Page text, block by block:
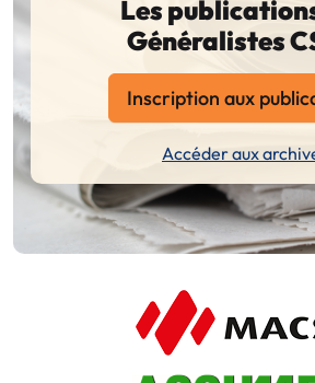
Les
Généralistes
Inscription aux
Accéder aux